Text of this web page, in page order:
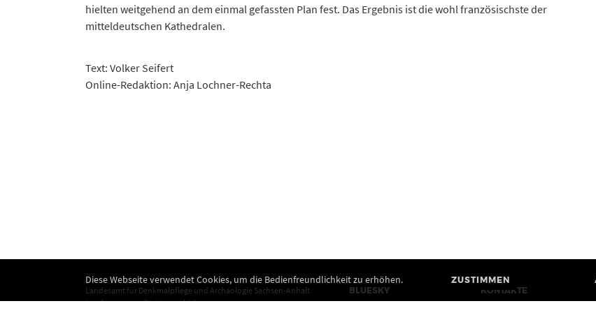
Diese Webseite verwendet Cookies, um die Bedienfreundlichkeit zu erhöhen. ZUSTIMMEN
hielten weitgehend an dem einmal gefassten Plan fest. Das Ergebnis ist die wohl französischste der
mitteldeutschen Kathedralen.
Text: Volker Seifert
Online-Redaktion: Anja Lochner-Rechta
Landesamt für Denkmalpflege und Archäologie Sachsen-Anhalt
Landesmuseum für Vorgeschichte
BLUESKY
KONTAKTE